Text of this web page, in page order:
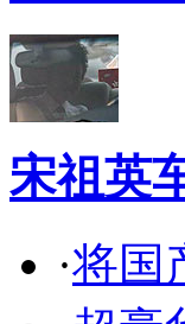
宋祖英
·将国